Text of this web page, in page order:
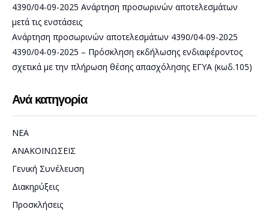
4390/04-09-2025 Ανάρτηση προσωρινών αποτελεσμάτων
μετά τις ενστάσεις
Ανάρτηση προσωρινών αποτελεσμάτων 4390/04-09-2025
4390/04-09-2025 – Πρόσκληση εκδήλωσης ενδιαφέροντος
σχετικά με την πλήρωση θέσης απασχόλησης ΕΓΥΑ (κωδ.105)
Ανά κατηγορία
NEA
ΑΝΑΚΟΙΝΩΣΕΙΣ
Γενική Συνέλευση
Διακηρύξεις
Προσκλήσεις